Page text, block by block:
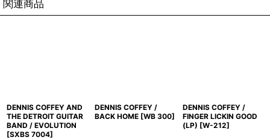
関連商品
DENNIS COFFEY AND
THE DETROIT GUITAR
BAND / EVOLUTION
[SXBS 7004]
DENNIS COFFEY /
BACK HOME [WB 300]
DENNIS COFFEY /
FINGER LICKIN GOOD
(LP) [W-212]